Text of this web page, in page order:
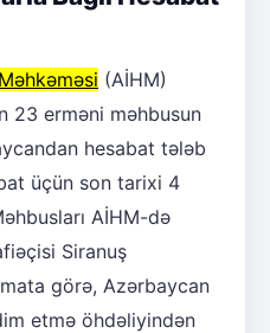
(AİHM)
23 erməni məhbusun
hesabat tələb
üçün son tarixi 4
AİHM-də
Siranuş
görə, Azərbaycan
etmə öhdəliyindən